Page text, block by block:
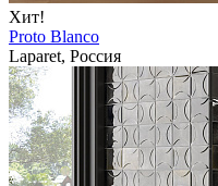
Хит!
Proto Blanco
Laparet, Россия